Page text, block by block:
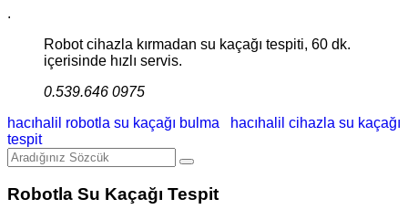
.
Robot cihazla kırmadan su kaçağı tespiti, 60 dk.
içerisinde hızlı servis.
0.539.646 0975
hacıhalil robotla su kaçağı bulma
hacıhalil cihazla su kaçağı
tespit
Robotla Su Kaçağı Tespit